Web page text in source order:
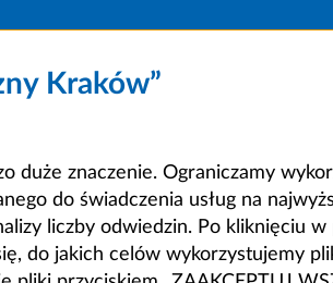
Kraków”
duże znaczenie. Ograniczamy
do świadczenia usług na
liczby odwiedzin. Po kliknięciu w
do jakich celów wykorzystujemy